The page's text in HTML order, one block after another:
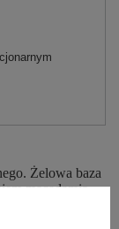
Żelowa baza
macadamia
wyjątkową